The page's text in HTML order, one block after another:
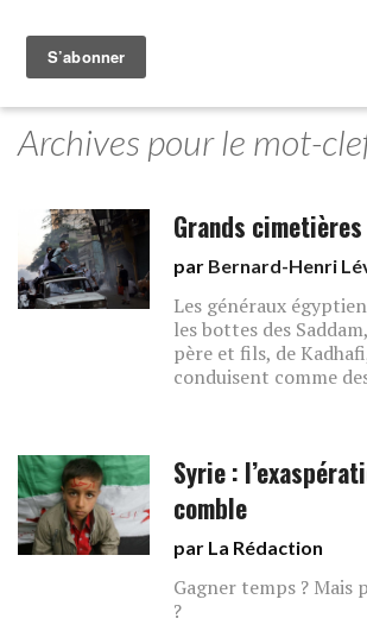
Archives pour le mot-
Grands
par Bernard-Henri
Les généraux
les bottes des
père et fils, de
conduisent comme
Syrie :
comble
par La Rédaction
Gagner temps ? Mais
?